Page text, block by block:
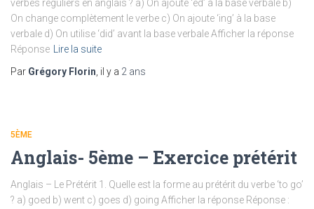
verbes réguliers en anglais ? a) On ajoute ‘ed’ à la base verbale b)
On change complètement le verbe c) On ajoute ‘ing’ à la base
verbale d) On utilise ‘did’ avant la base verbale Afficher la réponse
Réponse
Lire la suite
Par Grégory Florin , il y a 2 ans
5ÈME
Anglais- 5ème – Exercice prétérit
Anglais – Le Prétérit 1. Quelle est la forme au prétérit du verbe ‘to go’
? a) goed b) went c) goes d) going Afficher la réponse Réponse :